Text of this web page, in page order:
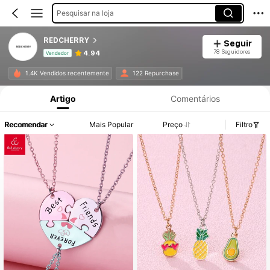
Pesquisar na loja
REDCHERRY
Vendedor 4.94
Seguir
78 Seguidores
1.4K Vendidos recentemente 122 Repurchase
Informações do Produto: Divulgação de Preço, Vendas e Detalhes de Stock.
Artigo Comentários
Recomendar Mais Popular Preço Filtro